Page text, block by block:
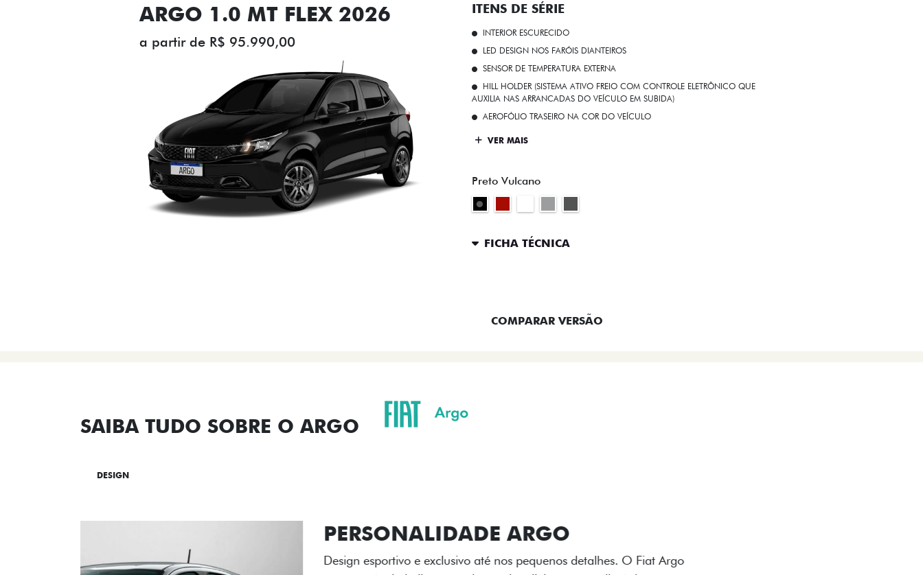
ARGO 1.0 MT FLEX 2026
a partir de R$ 95.990,00
ITENS DE SÉRIE
INTERIOR ESCURECIDO
LED DESIGN NOS FARÓIS DIANTEIROS
SENSOR DE TEMPERATURA EXTERNA
HILL HOLDER (SISTEMA ATIVO FREIO COM CONTROLE ELETRÔNICO QUE
AUXILIA NAS ARRANCADAS DO VEÍCULO EM SUBIDA)
AEROFÓLIO TRASEIRO NA COR DO VEÍCULO
VER MAIS
Preto Vulcano
FICHA TÉCNICA
COMPARAR VERSÃO
SAIBA TUDO SOBRE O ARGO
DESIGN
ACABAMENTO E DESIGN INTERNO
A flag italiana e o novo logo Fiat também aparecem no interior do